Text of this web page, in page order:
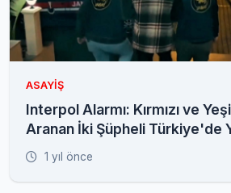
ASAYIŞ
Interpol Alarmı: Kırmızı ve
Aranan İki Şüpheli Türkiye'de
1 yıl önce